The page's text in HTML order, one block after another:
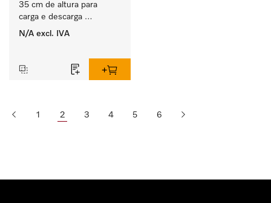
35 cm de altura para
carga e descarga
ergonómica da máquina
N/A excl. IVA
1 2 3 4 5 6